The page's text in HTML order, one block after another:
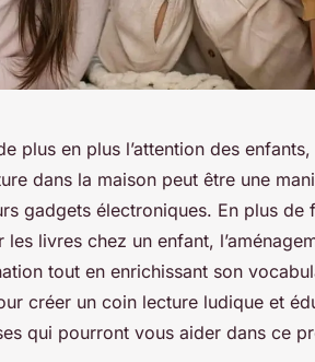
plus en plus l’attention des
dans la maison peut être une
gadgets électroniques. En plus de
livres chez un enfant,
tout en enrichissant son
créer un coin lecture ludique et
qui pourront vous aider dans ce